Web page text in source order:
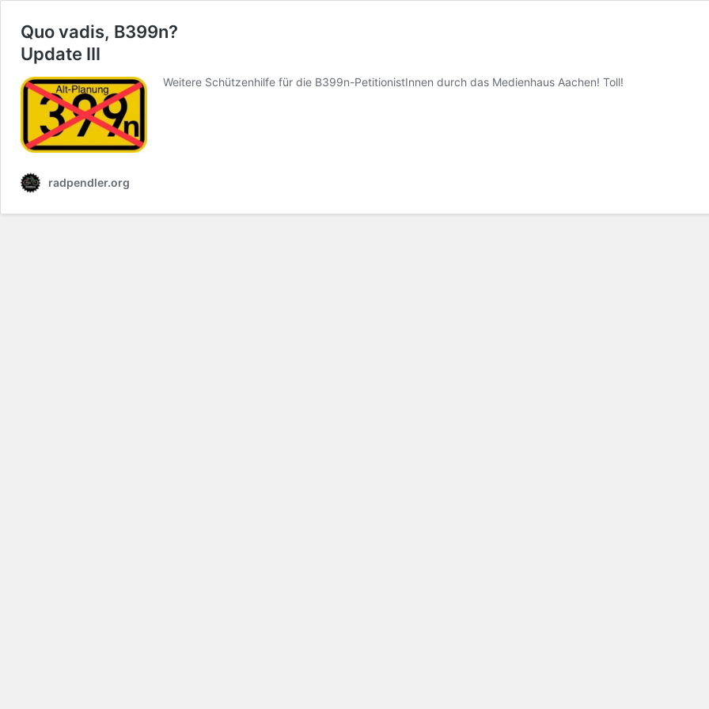
Quo vadis, B399n?
Update III
Weitere Schützenhilfe für die B399n-PetitionistInnen durch das Medienhaus Aachen! Toll!
radpendler.org